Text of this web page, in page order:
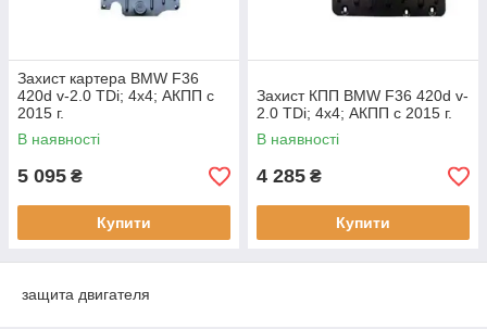
Захист картера BMW F36
420d v-2.0 TDi; 4x4; АКПП с
2015 г.
В наявності
5 095 ₴
Купити
Захист КПП BMW F36 420d v-
2.0 TDi; 4x4; АКПП с 2015 г.
В наявності
4 285 ₴
Купити
защита двигателя